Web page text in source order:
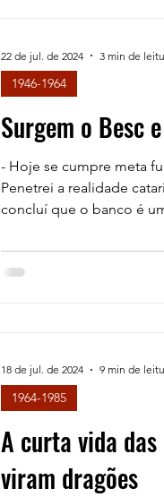
Surgem o Besc
- Hoje se cumpre meta
Penetrei a realidade
concluí que o banco é
1946-1964
22 de jul. de 2024 3 min de
A curta vida das
viram dragões
1964-1985
18 de jul. de 2024 9 min de